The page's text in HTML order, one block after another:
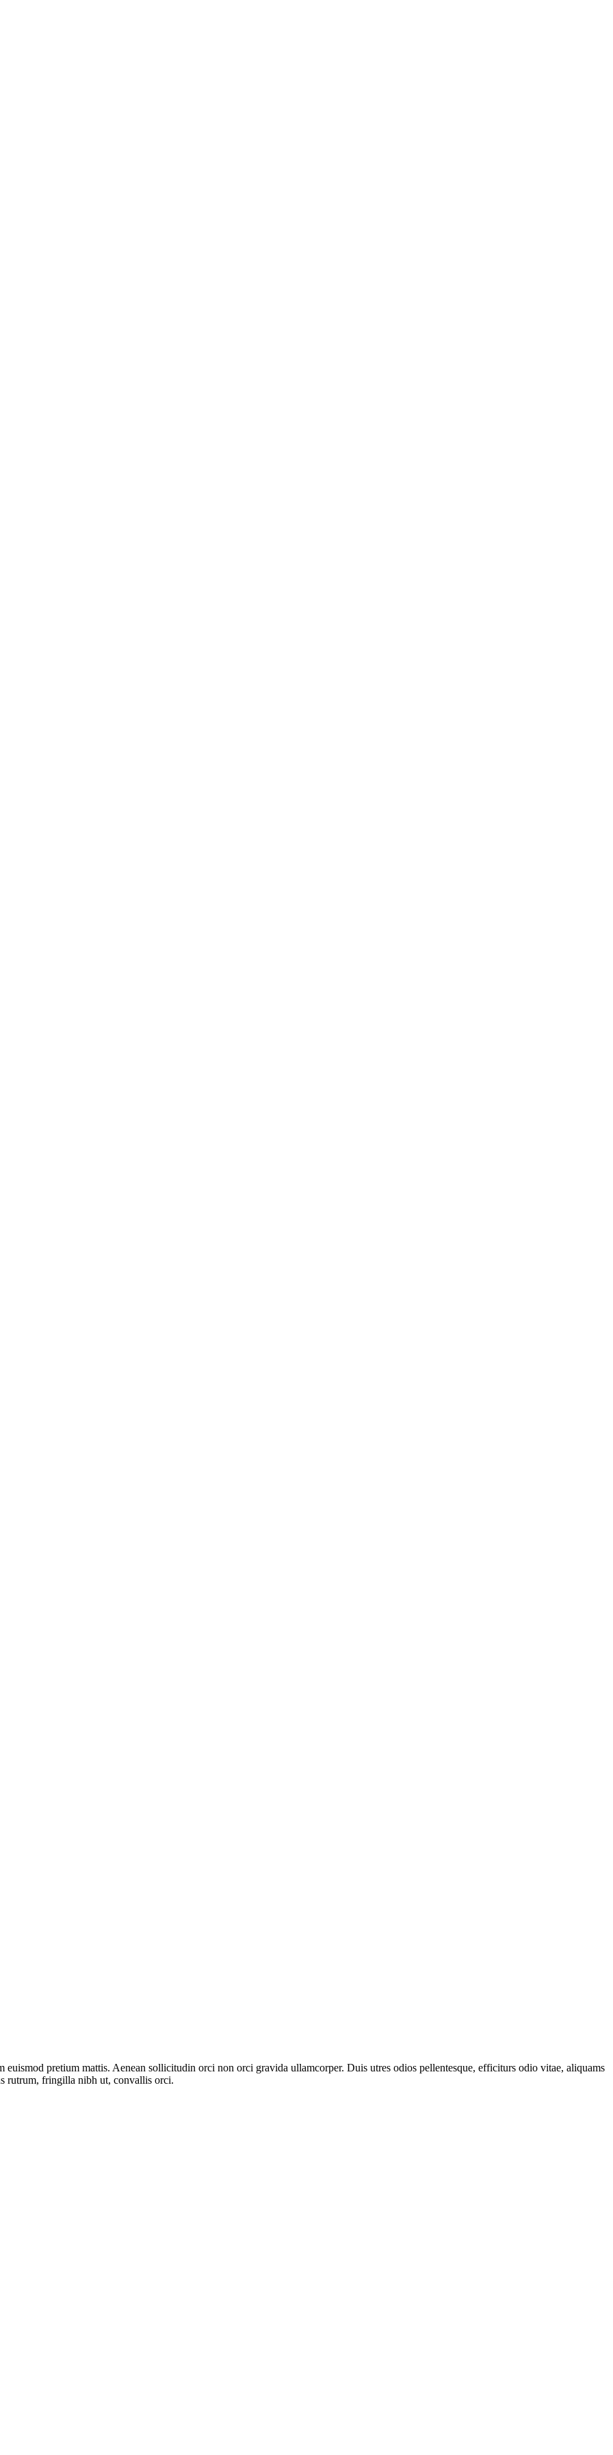
pretium mattis. Aenean sollicitudin orci non orci gravida ullamcorper. Duis utres odios pellentesque, efficiturs odio vitae, aliquams
rutrum, fringilla nibh ut, convallis orci.